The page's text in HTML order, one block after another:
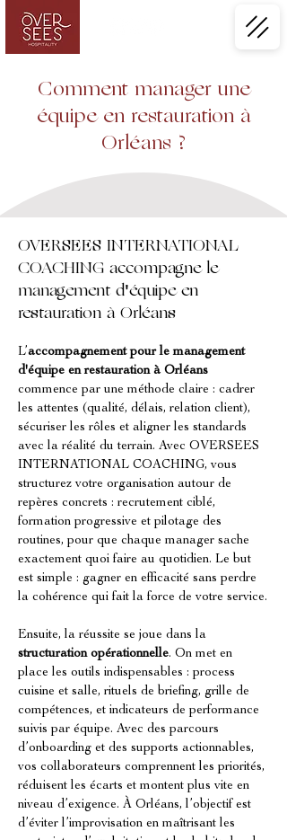
Comment manager une
équipe en restauration à
Orléans ?
OVERSEES INTERNATIONAL
COACHING accompagne le
management d'équipe en
restauration à Orléans
L’accompagnement pour le management
d'équipe en restauration à Orléans
commence par une méthode claire : cadrer
les attentes (qualité, délais, relation client),
sécuriser les rôles et aligner les standards
avec la réalité du terrain. Avec OVERSEES
INTERNATIONAL COACHING, vous
structurez votre organisation autour de
repères concrets : recrutement ciblé,
formation progressive et pilotage des
routines, pour que chaque manager sache
exactement quoi faire au quotidien. Le but
est simple : gagner en efficacité sans perdre
la cohérence qui fait la force de votre service.
Ensuite, la réussite se joue dans la
structuration opérationnelle. On met en
place les outils indispensables : process
cuisine et salle, rituels de briefing, grille de
compétences, et indicateurs de performance
suivis par équipe. Avec des parcours
d’onboarding et des supports actionnables,
vos collaborateurs comprennent les priorités,
réduisent les écarts et montent plus vite en
niveau d’exigence. À Orléans, l’objectif est
d’éviter l’improvisation en maîtrisant les